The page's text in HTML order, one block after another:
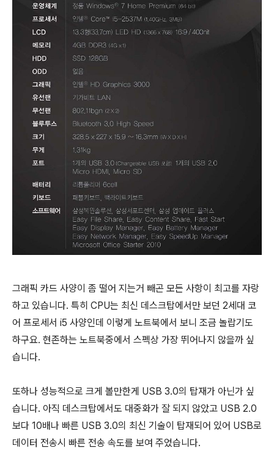
그래픽 카드 사양이 좀 떨어 지는거 빼곤 모든 사항이 최고를 자랑
하고 있습니다. 특히 CPU는 최신 데스크탑에서만 보던 2세대 코
어 프로세서 i5 사양인데 이렇게 노트북에서 보니 조금 놀랍기도
하구요. 현존하는 노트북중에서 스펙상 가장 뛰어나지 않을까 싶
습니다.
또하나 성능적으로 크게 볼만한게 USB 3.0의 탑재가 아닌가 싶
습니다. 아직 데스크탑에서도 대중화가 잘 되지 않았고 USB 2.0
보다 10배나 빠른 USB 3.0의 최신 기술이 탑재되어 있어 USB로
데이터 전송시 빠른 전송 속도를 보여 주었습니다.